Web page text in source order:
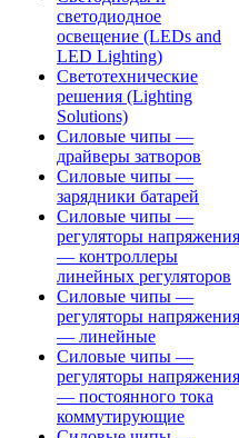
светодиодное
освещение (LEDs and
LED Lighting)
Светотехнические
решения (Lighting
Solutions)
Силовые чипы —
драйверы затворов
Силовые чипы —
зарядники батарей
Силовые чипы —
регуляторы напряжения
— контроллеры
линейных регуляторов
Силовые чипы —
регуляторы напряжения
— линейные
Силовые чипы —
регуляторы напряжения
— постоянного тока
коммутирующие